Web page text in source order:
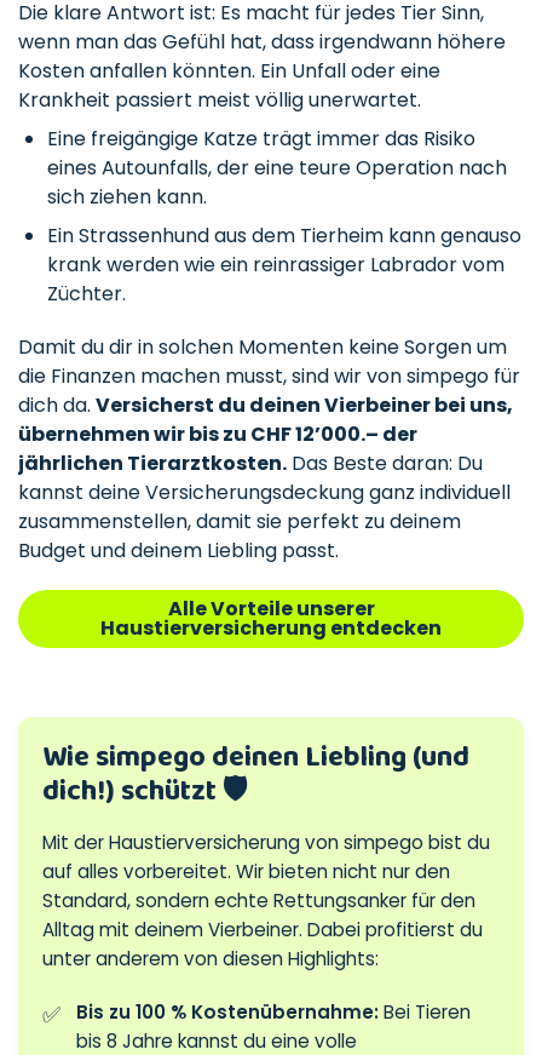
Die klare Antwort ist: Es macht für jedes Tier Sinn,
wenn man das Gefühl hat, dass irgendwann höhere
Kosten anfallen könnten. Ein Unfall oder eine
Krankheit passiert meist völlig unerwartet.
Eine freigängige Katze trägt immer das Risiko
eines Autounfalls, der eine teure Operation nach
sich ziehen kann.
Ein Strassenhund aus dem Tierheim kann genauso
krank werden wie ein reinrassiger Labrador vom
Züchter.
Damit du dir in solchen Momenten keine Sorgen um
die Finanzen machen musst, sind wir von simpego für
dich da. Versicherst du deinen Vierbeiner bei uns,
übernehmen wir bis zu CHF 12’000.– der
jährlichen Tierarztkosten. Das Beste daran: Du
kannst deine Versicherungsdeckung ganz individuell
zusammenstellen, damit sie perfekt zu deinem
Budget und deinem Liebling passt.
Alle Vorteile unserer
Haustierversicherung entdecken
Wie simpego deinen Liebling (und
dich!) schützt 🛡️
Mit der Haustierversicherung von simpego bist du
auf alles vorbereitet. Wir bieten nicht nur den
Standard, sondern echte Rettungsanker für den
Alltag mit deinem Vierbeiner. Dabei profitierst du
unter anderem von diesen Highlights:
Bis zu 100 % Kostenübernahme:Bei Tieren
bis 8 Jahre kannst du eine volle